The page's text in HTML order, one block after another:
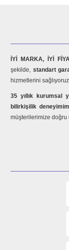
İYİ MARKA, İYİ
şekilde, standart
hizmetlerini
35 yıllık kurumsal
bilirkişilik
müşterilerimize doğru